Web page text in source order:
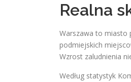
Realna
Warszawa to miasto
podmiejskich
Wzrost zaludnienia
Według statystyk